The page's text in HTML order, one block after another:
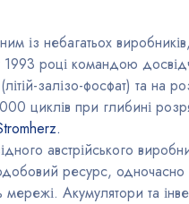
із небагатьох
році командою
залізо-фосфат) та на
циклів при глибині
австрійського
ресурс,
мережі. Акумулятори та